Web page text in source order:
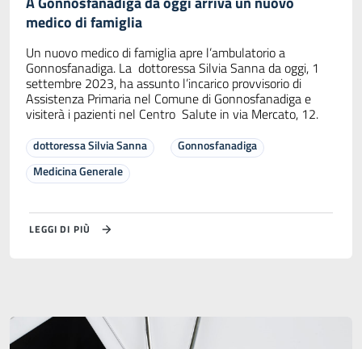
medico di famiglia
Un nuovo medico di famiglia apre l’ambulatorio a
Gonnosfanadiga. La dottoressa Silvia Sanna da oggi, 1
settembre 2023, ha assunto l’incarico provvisorio di
Assistenza Primaria nel Comune di Gonnosfanadiga e
visiterà i pazienti nel Centro Salute in via Mercato, 12.
dottoressa Silvia Sanna
Gonnosfanadiga
Medicina Generale
LEGGI DI PIÙ